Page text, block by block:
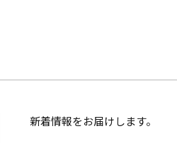
新着情報をお届けします。